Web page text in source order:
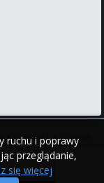
ruchu i poprawy
przeglądanie,
się więcej
•Contact•iPhone